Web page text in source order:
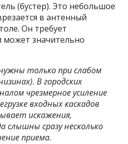
(бустер). Это небольшое
в антенный
Он требует
может значительно
только при слабом
В городских
чрезмерное усиление
входных каскадов
искажения,
слышны сразу несколько
приема.